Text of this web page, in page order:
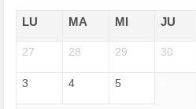
EDGAR MORIN (1)
EMIGRACIÓN (4)
ESPECULACIÓN (2)
LU MA MI JU
27 28 29 30
3 4 5